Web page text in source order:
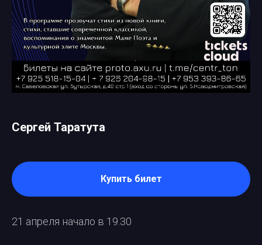
Сергей Таратута
Купить билет
21 апреля начало в 19.30